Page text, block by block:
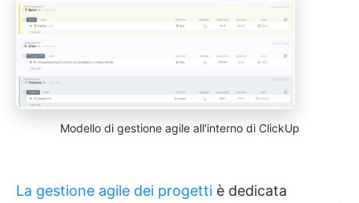
Modello di gestione agile all'interno di ClickUp
La gestione agile dei progetti è dedicata